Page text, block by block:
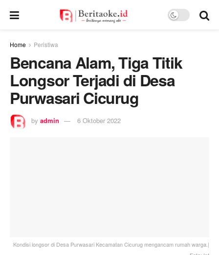
Home Peristiwa
Bencana Alam, Tiga Titik
Longsor Terjadi di Desa
Purwasari Cicurug
by admin 6 Oktober 2022
Kondisi longsor di Desa Purwasari Kecamatan Cicurug mengancam rumah warga.|